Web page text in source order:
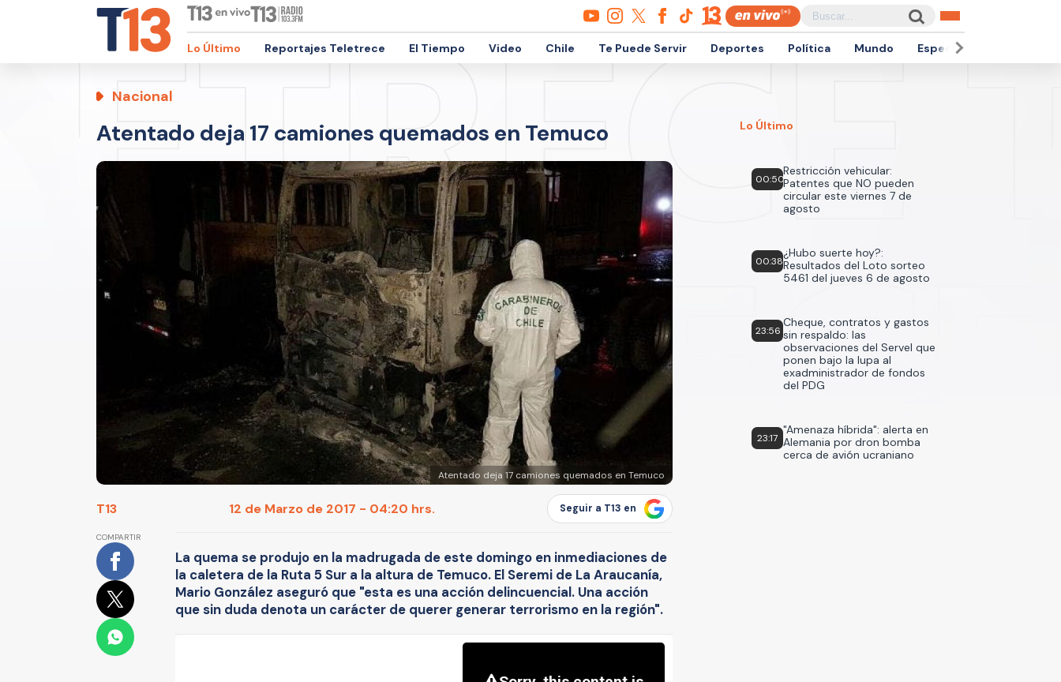
Lo Último Reportajes Teletrece El Tiempo Video Chile Te Puede Servir Deportes Política Mundo Espectáculos
Nacional
Atentado deja 17 camiones quemados en Temuco
Atentado deja 17 camiones quemados en Temuco
T13 12 de Marzo de 2017 - 04:20 hrs. Seguir a T13 en
COMPARTIR
La quema se produjo en la madrugada de este domingo en inmediaciones de
la caletera de la Ruta 5 Sur a la altura de Temuco. El Seremi de La Araucanía,
Mario González aseguró que "esta es una acción delincuencial. Una acción
que sin duda denota un carácter de querer generar terrorismo en la región".
Lo Último
00:50
Restricción vehicular:
Patentes que NO pueden
circular este viernes 7 de
agosto
00:38
¿Hubo suerte hoy?:
Resultados del Loto sorteo
5461 del jueves 6 de agosto
23:56
Cheque, contratos y gastos
sin respaldo: las
observaciones del Servel que
ponen bajo la lupa al
exadministrador de fondos
del PDG
23:17
"Amenaza híbrida": alerta en
Alemania por dron bomba
cerca de avión ucraniano